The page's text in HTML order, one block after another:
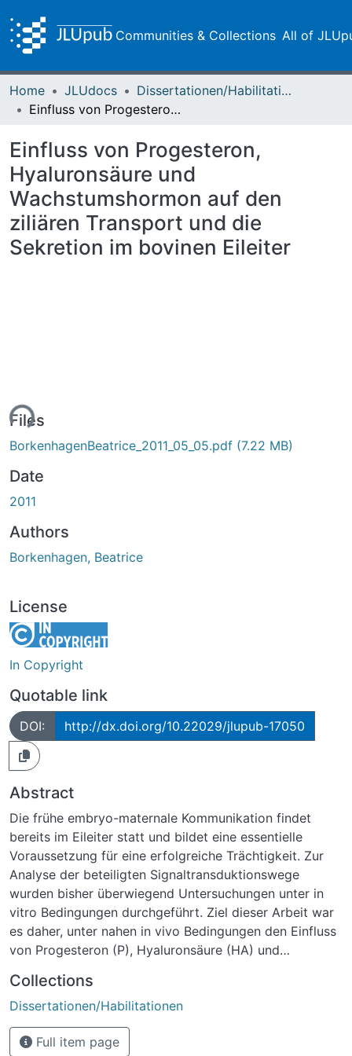
Communities & Collections All of
Home JLUdocs
Dissertationen/Habilitationen
Einfluss von Progesteron, Hyaluronsäure und Wachstumshormon auf den ziliären Transport und die Sekretion im bovinen Eileiter
Einfluss von Progesteron,
Hyaluronsäure und
Wachstumshormon auf den
ziliären Transport und die
Sekretion im bovinen Eileiter
Files
BorkenhagenBeatrice_2011_05_05.pdf (7.22 MB)
Date
2011
Authors
Borkenhagen, Beatrice
License
In Copyright
Quotable link
DOI: http://dx.doi.org/10.22029/jlupub-17050
Abstract
Die frühe embryo-maternale Kommunikation findet
bereits im Eileiter statt und bildet eine essentielle
Voraussetzung für eine erfolgreiche Trächtigkeit. Zur
Analyse der beteiligten Signaltransduktionswege
wurden bisher überwiegend Untersuchungen unter in
vitro Bedingungen durchgeführt. Ziel dieser Arbeit war
es daher, unter nahen in vivo Bedingungen den Einfluss
von Progesteron (P), Hyaluronsäure (HA) und
die Sekretion im Eileiter am Modell des Rindes zu
untersuchen. Zu diesem Zweck wurden ex vivo
Organkulturen des Eileiters mit einem neu etablierten
digitalen Videomikroskop untersucht. Dabei wurden mit
Collections
Dissertationen/Habilitationen
Full item page